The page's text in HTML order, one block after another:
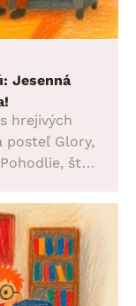
Jesenná
hrejivých
posteľ Glory,
štýl